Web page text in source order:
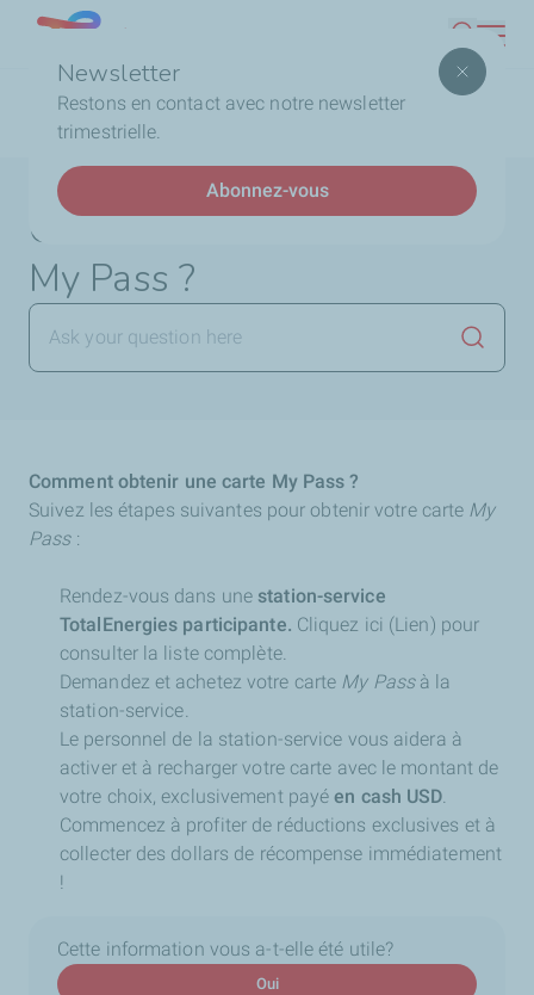
contenu
Newsletter
Restons en contact avec notre newsletter
trimestrielle.
Abonnez-vous
Lebanon
d'Ariane
Accueil FAQ La Carte My Pass
Comment
obtenir une carte My Pass ?
Comment obtenir une carte
My Pass ?
Comment obtenir une carte My Pass ?
Suivez les étapes suivantes pour obtenir votre carte My
Pass :
Rendez-vous dans une station-service
TotalEnergies participante. Cliquez ici (Lien) pour
consulter la liste complète.
Demandez et achetez votre carte My Passà la
station-service.
Le personnel de la station-service vous aidera à
activer et à recharger votre carte avec le montant de
votre choix, exclusivement payéen cash USD.
Commencez à profiter de réductions exclusives et à
collecter des dollars de récompense immédiatement
!
Cette information vous a-t-elle été utile?
Oui